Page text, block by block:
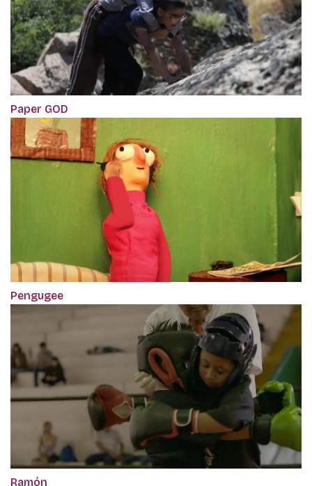
Paper GOD
Pengugee
Ramón